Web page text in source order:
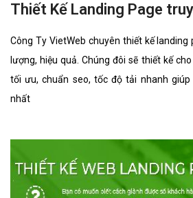
Thiết Kế Landing Page
Công Ty VietWeb chuyên thiết kế
lượng, hiệu quả. Chúng đôi sẽ thiết kế
tối ưu, chuẩn seo, tốc độ tải nhanh
nhất